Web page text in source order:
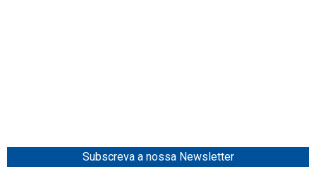
Subscreva a nossa Newsletter